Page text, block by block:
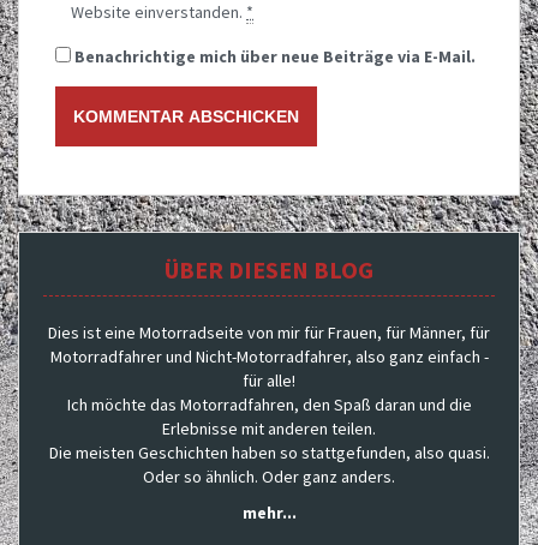
Website einverstanden. *
Benachrichtige mich über neue Beiträge via E-Mail.
ÜBER DIESEN BLOG
Dies ist eine Motorradseite von mir für Frauen, für Männer, für
Motorradfahrer und Nicht-Motorradfahrer, also ganz einfach -
für alle!
Ich möchte das Motorradfahren, den Spaß daran und die
Erlebnisse mit anderen teilen.
Die meisten Geschichten haben so stattgefunden, also quasi.
Oder so ähnlich. Oder ganz anders.
mehr...